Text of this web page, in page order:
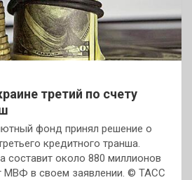
третий по счету
фонд принял решение о
кредитного транша.
составит около 880 миллионов
МВФ в своем заявлении. © ТАСС